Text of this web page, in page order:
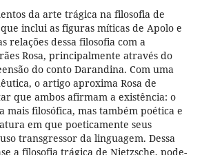
da arte trágica na filosofia de
inclui as figuras míticas de Apolo e
relações dessa filosofia com a
Rosa, principalmente através do
do conto Darandina. Com uma
o artigo aproxima Rosa de
que ambos afirmam a existência: o
filosófica, mas também poética e
em que poeticamente seus
transgressor da linguagem. Dessa
a filosofia trágica de Nietzsche, pode-